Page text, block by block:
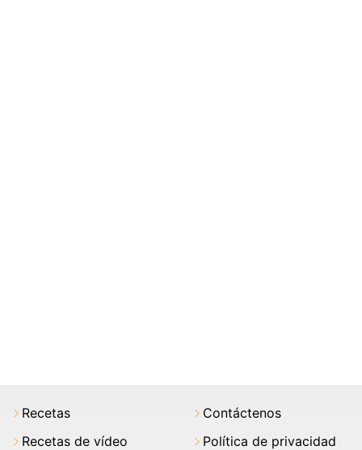
Recetas
Recetas de vídeo
Contáctenos
Política de privacidad